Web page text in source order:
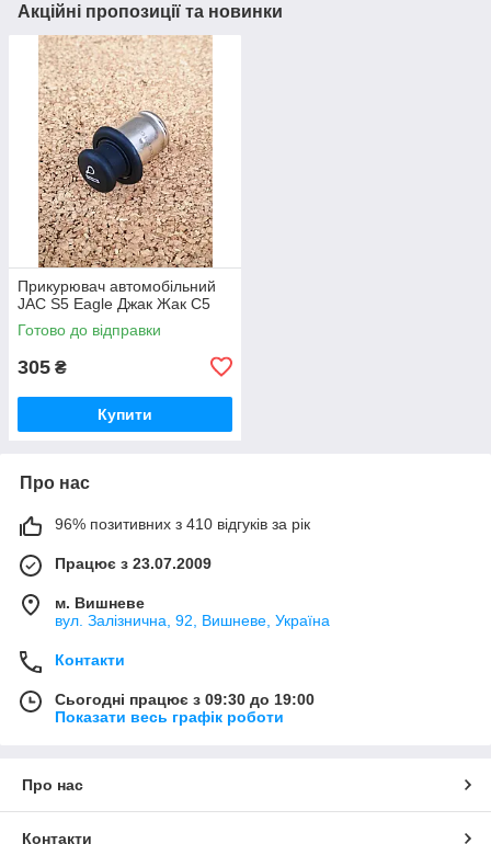
Акційні пропозиції та новинки
Прикурювач автомобільний
JAC S5 Eagle Джак Жак С5
Готово до відправки
305 ₴
Купити
Про нас
96% позитивних з 410 відгуків за рік
Працює з 23.07.2009
м. Вишневе
вул. Залізнична, 92, Вишневе, Україна
Контакти
Сьогодні працює з 09:30 до 19:00
Показати весь графік роботи
Про нас
Контакти